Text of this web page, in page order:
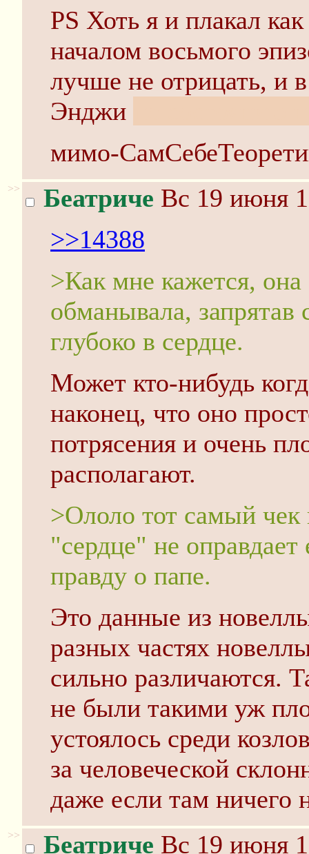
PS Хоть я и плакал
началом восьмого
лучше не отрицать, и
Энджи
мимо-
>> Беатриче Вс 19 июня
>>14388
>Как мне кажется, она
обманывала, запрятав
глубоко в сердце.
Может кто-нибудь
наконец, что оно
потрясения и очень
располагают.
>Ололо тот самый чек
"сердце" не оправдает
правду о папе.
Это данные из
разных частях
сильно различаются.
не были такими уж
устоялось среди
за человеческой
даже если там ничего
>> Беатриче Вс 19 июня